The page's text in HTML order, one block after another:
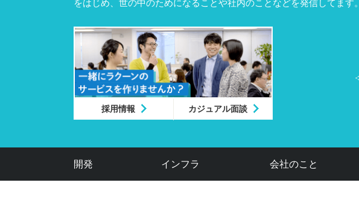
をはじめ、世の中のためになることや社内のことなどを発信してます。
採用情報 カジュアル面談
開発 インフラ 会社のこと